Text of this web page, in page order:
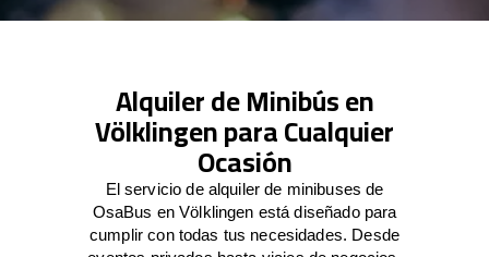
Alquiler de Minibús en
Völklingen para Cualquier
Ocasión
El servicio de alquiler de minibuses de
OsaBus en Völklingen está diseñado para
cumplir con todas tus necesidades. Desde